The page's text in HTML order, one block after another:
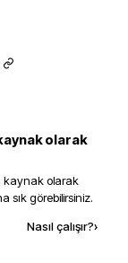
olarak
kaynak olarak
sık görebilirsiniz.
Nasıl çalışır?›